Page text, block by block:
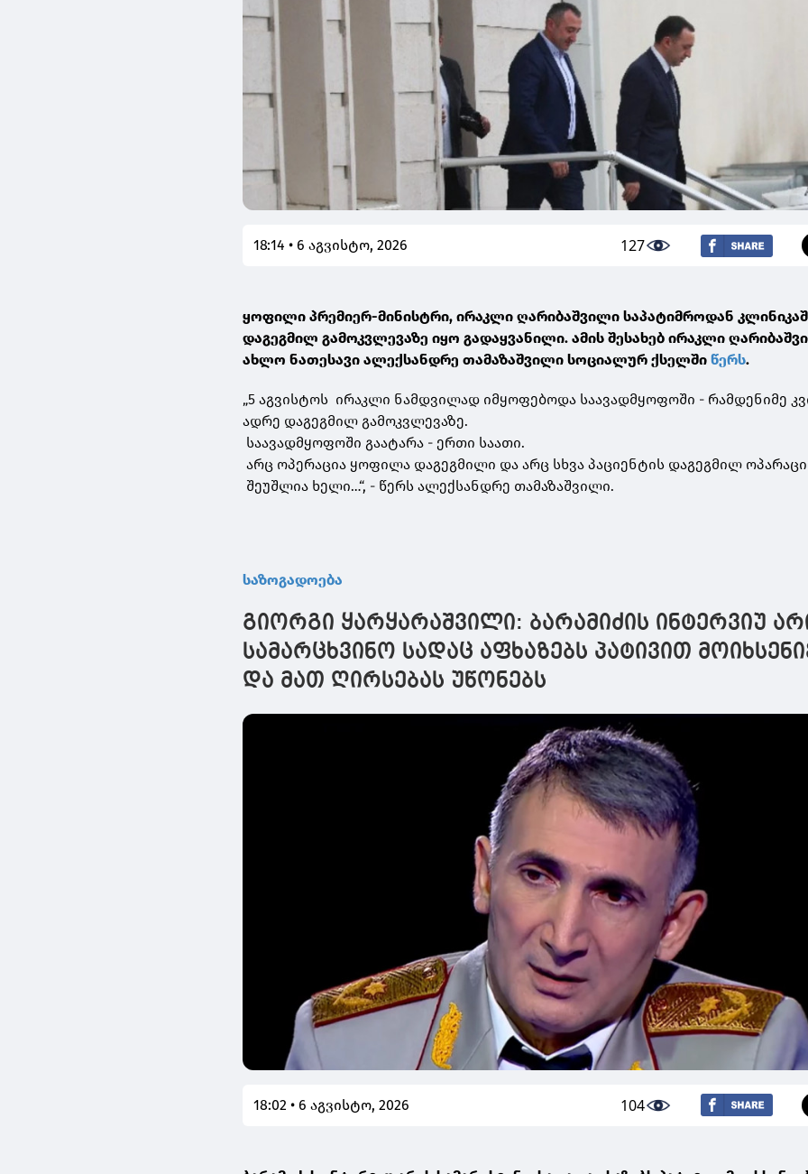
18:14 • 6 აგვისტო, 2026 127
ყოფილი პრემიერ-მინისტრი, ირაკლი ღარიბაშვილი საპატიმროდან
დაგეგმილ გამოკვლევაზე იყო გადაყვანილი. ამის შესახებ ირაკლი
ახლო ნათესავი ალექსანდრე თამაზაშვილი სოციალურ ქსელშიწერს.
„5 აგვისტოს ირაკლი ნამდვილად იმყოფებოდა საავადმყოფოში - რამდენიმე
ადრე დაგეგმილ გამოკვლევაზე.
საავადმყოფოში გაატარა - ერთი საათი.
არც ოპერაცია ყოფილა დაგეგმილი და არც სხვა პაციენტის დაგეგმილ
შეუშლია ხელი…“, - წერს ალექსანდრე თამაზაშვილი.
საზოგადოება
გიორგი ყარყარაშვილი: ბარამიძის ინტერვიუ
სამარცხვინო სადაც აფხაზებს პატივით
და მათ ღირსებას უწონებს
18:02 • 6 აგვისტო, 2026 104